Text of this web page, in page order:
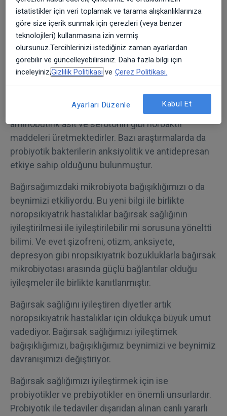
ve nöropsikiyatrik rahatsızlıklar arasında bağlantı
olduğuna dair de güçlü kanıtlar vardır.
Pek çok yeni araştırma gastrointestinal sistemde
yaşayan yararlı, probiyotik ve zararlı
mikroorganizmaların bağışıklık sistemini, nöral
uyardığını göstermiştir. Bu mikroorganizmalar
bağırsak beyin arasında rol oynayan gama-
aminobutirik asit ve serotonin gibi nöroaktif
maddeleri üretmektedirler. Bazı araştırmalarda da
probiyotik bakterilerin anksiyolitik ve antidepresan
etkiye sahip olduğunu bulunmuştur.
Bağırsağımızdaki mikrobiyota bağışıklığımızı o da
beynimizi etkiliyordu. Bu yeni bilgi ile birlikte
nöropsikiyatrik hastalıklar bağırsak sağlığının
iyileştirilmesi ile iyileştirilebilir mi sorusuna yöneltti
bilimi. Ve evet şizofreni, otizm, anksiyete,
depresyon gibi nropsikiyatrik bozukluklarla bağırsak
mikrobiyotası arasında güçlü bağlantılar olduğu
iyileşmeler ile birlikte kanıtlanmıştır.
Bağırsak sağlığını iyileştiren diyetler artık
nöropsikiyatrik hastalıklar için oldukça büyük umut
vadediyor. Bağırsak sağlığımızı iyileştimek
bağışıklığımızı, bağışıklığımız beynimizi ve beynimiz
davranışımızı değiştiriyor.
Bağırsak sağlığımızı iyileştirmek için ise
probiyotikler ve prebiyotikler en önemli unsurlardır.
Probiyotik ile tedaviler dışarıdan alınan canlı yararlı
istatistikler için veri toplamak ve tarama alışkanlıklarınıza
göre size içerik sunmak için çerezleri (veya benzer
teknolojileri) kullanmasına izin vermiş
olursunuz.Tercihlerinizi istediğiniz zaman ayarlardan
görebilir ve güncelleyebilirsiniz. Daha fazla bilgi için
inceleyiniz,Gizlilik Politikası ve Çerez Politikası.
Ayarları Düzenle Kabul Et